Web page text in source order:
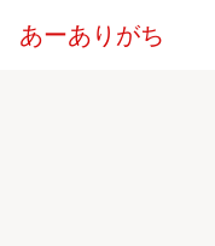
あーありがち